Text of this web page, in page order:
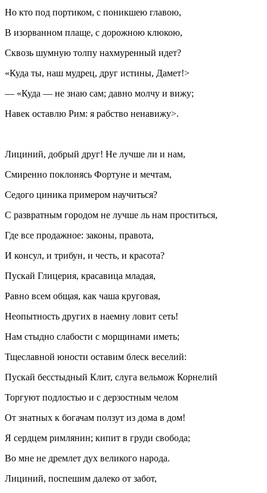
Но кто под портиком, с поникшею главою,
В изорванном плаще, с дорожною клюкою,
Сквозь шумную толпу нахмуренный идет?
«Куда ты, наш мудрец, друг истины, Дамет!>
— «Куда — не знаю сам; давно молчу и вижу;
Навек оставлю Рим: я рабство ненавижу>.
Лициний, добрый друг! Не лучше ли и нам,
Смиренно поклонясь Фортуне и мечтам,
Седого циника примером научиться?
С развратным городом не лучше ль нам проститься,
Где все продажное: законы, правота,
И консул, и трибун, и честь, и красота?
Пускай Глицерия, красавица младая,
Равно всем общая, как чаша круговая,
Неопытность других в наемну ловит сеть!
Нам стыдно слабости с морщинами иметь;
Тщеславной юности оставим блеск веселий:
Пускай бесстыдный Клит, слуга вельмож Корнелий
Торгуют подлостью и с дерзостным челом
От знатных к богачам ползут из дома в дом!
Я сердцем римлянин; кипит в груди свобода;
Во мне не дремлет дух великого народа.
Лициний, поспешим далеко от забот,